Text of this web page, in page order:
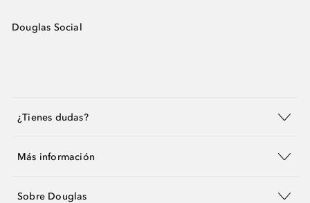
Douglas Social
¿Tienes dudas?
Más información
Sobre Douglas